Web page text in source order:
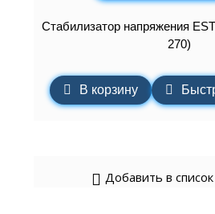
Стабилизатор напряжения
270)
В корзину
Добавить в